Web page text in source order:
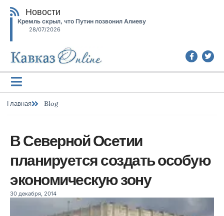
Новости
Кремль скрыл, что Путин позвонил Алиеву
28/07/2026
Главная Blog
В Северной Осетии
планируется создать особую
экономическую зону
30 декабря, 2014